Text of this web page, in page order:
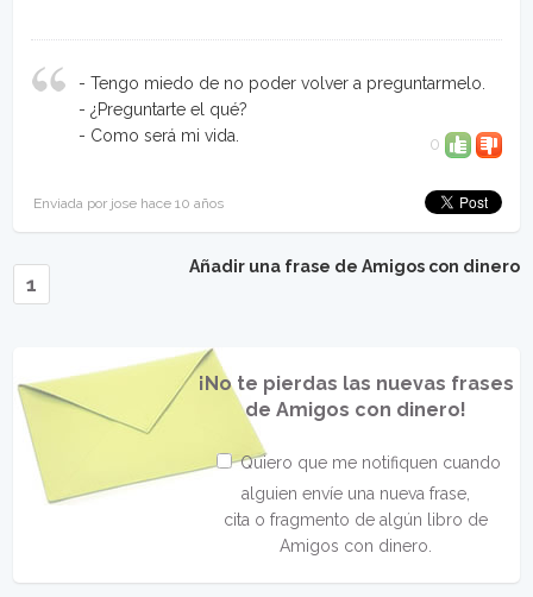
- Tengo miedo de no poder volver a preguntarmelo.
- ¿Preguntarte el qué?
- Como será mi vida.
0
Enviada por jose hace 10 años
Añadir una frase de Amigos con dinero
1
¡No te pierdas las nuevas frases
de Amigos con dinero!
Quiero que me notifiquen cuando
alguien envíe una nueva frase,
cita o fragmento de algún libro de
Amigos con dinero.